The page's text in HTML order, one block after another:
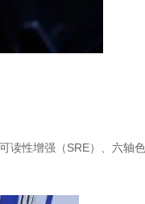
增强（SRE）、六轴